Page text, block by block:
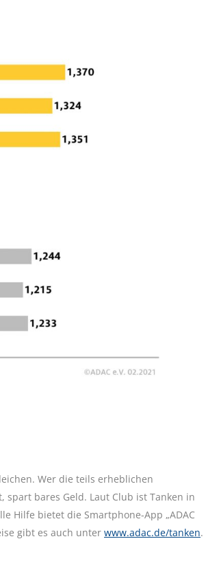
Wer die teils erheblichen
spart bares Geld. Laut Club ist Tanken in
Hilfe bietet die Smartphone-App „ADAC
gibt es auch unter www.adac.de/tanken.